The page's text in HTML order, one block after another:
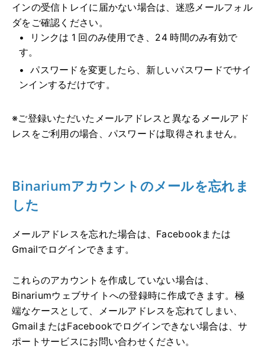
インの受信トレイに届かない場合は、迷惑メールフォル
ダをご確認ください。
リンクは 1 回のみ使用でき、24 時間のみ有効で
す。
パスワードを変更したら、新しいパスワードでサイ
ンインするだけです。
※ご登録いただいたメールアドレスと異なるメールアド
レスをご利用の場合、パスワードは取得されません。
Binariumアカウントのメールを忘れま
した
メールアドレスを忘れた場合は、Facebookまたは
Gmailでログインできます。
これらのアカウントを作成していない場合は、
Binariumウェブサイトへの登録時に作成できます。極
端なケースとして、メールアドレスを忘れてしまい、
GmailまたはFacebookでログインできない場合は、サ
ポートサービスにお問い合わせください。